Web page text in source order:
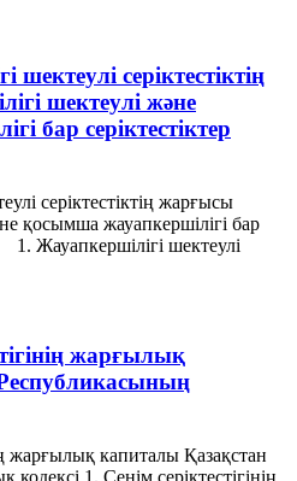
серіктестіктің
шектеулі және
бар серіктестіктер
серіктестіктің жарғысы
қосымша жауапкершілігі бар
Жауапкершілігі шектеулі
жарғылық
жарғылық капиталы Қазақстан
кодексi 1. Сенiм серiктестiгiнiң